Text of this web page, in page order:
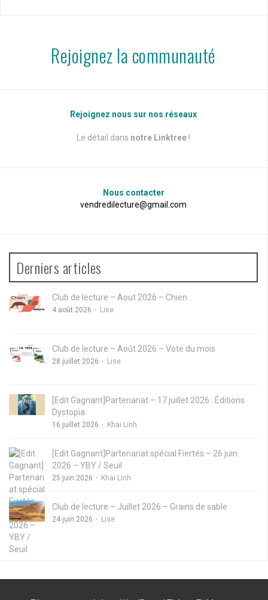
Rejoignez la communauté
Rejoignez nous sur nos réseaux
Le détail dans notre Linktree !
Nous contacter
vendredilecture@gmail.com
Derniers articles
Club de lecture – Aout 2026 – Chien
4 août 2026 Lise
Club de lecture – Août 2026 – Vote du mois
28 juillet 2026 Lise
[Edit Gagnant]Partenariat – 17 juillet 2026 : Éditions
Dystopia
16 juillet 2026 Khai Linh
[Edit Gagnant]Partenariat spécial Fiertés – 26 juin
2026 – YBY / Seuil
25 juin 2026 Khai Linh
Club de lecture – Juillet 2026 – Grains de sable
24 juin 2026 Lise